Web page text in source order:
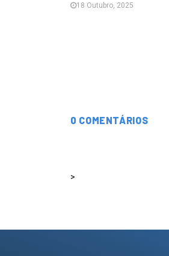
18 Outubro, 2025
0 COMENTÁRIOS
>